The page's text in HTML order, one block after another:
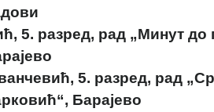
5. разред, рад „Минут
5. разред, рад
Барајево